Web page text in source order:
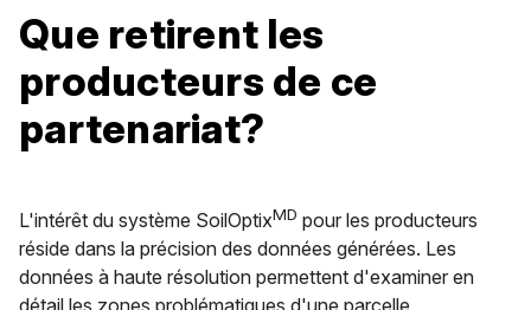
Que retirent les
producteurs de ce
partenariat?
L'intérêt du système SoilOptixMD pour les producteurs
réside dans la précision des données générées. Les
données à haute résolution permettent d'examiner en